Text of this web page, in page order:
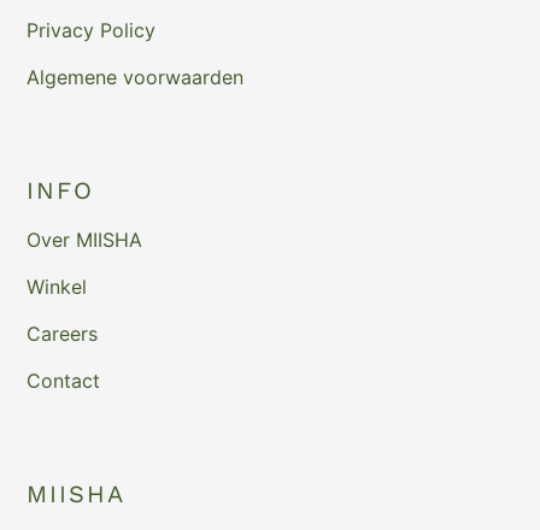
Privacy Policy
Algemene voorwaarden
INFO
Over MIISHA
Winkel
Careers
Contact
MIISHA